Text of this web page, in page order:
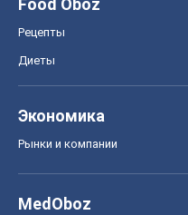
Food Oboz
Рецепты
Диеты
Экономика
Рынки и компании
MedOboz